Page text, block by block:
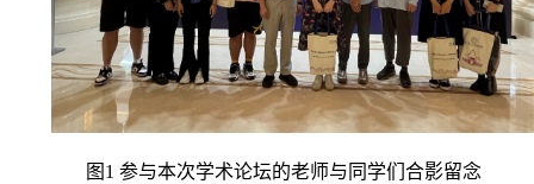
图1 参与本次学术论坛的老师与同学们合影留念